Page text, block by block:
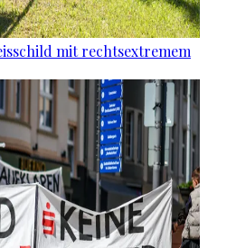
mit rechtsextremem